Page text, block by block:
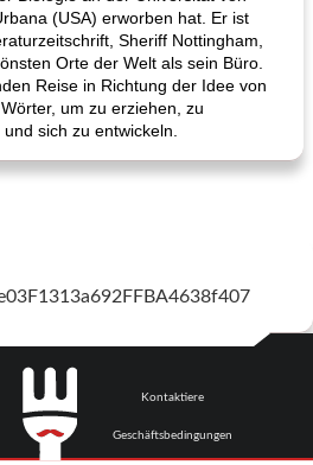
(USA) erworben hat. Er ist
Sheriff Nottingham,
Orte der Welt als sein Büro.
Reise in Richtung der Idee von
um zu erziehen, zu
sich zu entwickeln.
Kontaktiere
Geschäftsbedingungen